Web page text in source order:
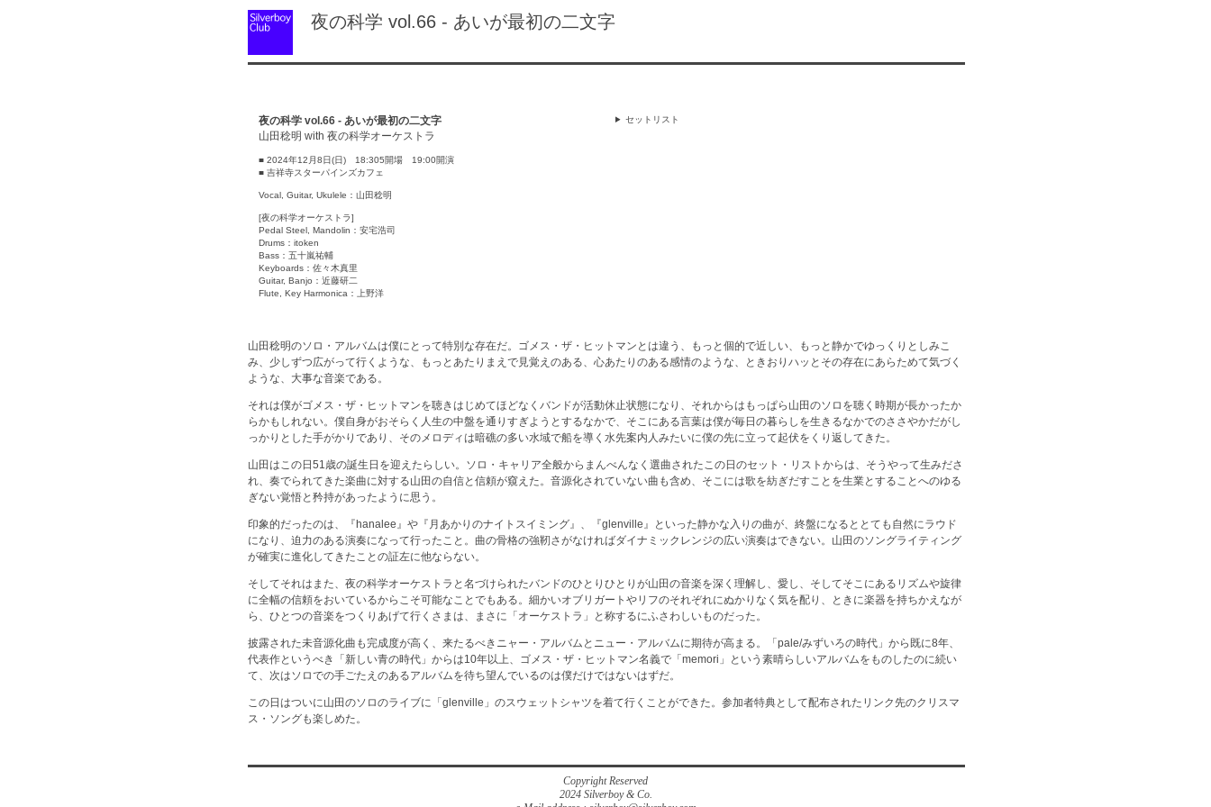
夜の科学 vol.66 - あいが最初の二文字
夜の科学 vol.66 - あいが最初の二文字
山田稔明 with 夜の科学オーケストラ
■ 2024年12月8日(日) 18:305開場 19:00開演
■ 吉祥寺スターパインズカフェ
Vocal, Guitar, Ukulele：山田稔明
[夜の科学オーケストラ]
Pedal Steel, Mandolin：安宅浩司
Drums：itoken
Bass：五十嵐祐輔
Keyboards：佐々木真里
Guitar, Banjo：近藤研二
Flute, Key Harmonica：上野洋
セットリスト
山田稔明のソロ・アルバムは僕にとって特別な存在だ。ゴメス・ザ・ヒットマンとは違う、もっと個的で近しい、もっと静かでゆっくりとしみこ
み、少しずつ広がって行くような、もっとあたりまえで見覚えのある、心あたりのある感情のような、ときおりハッとその存在にあらためて気づく
ような、大事な音楽である。
それは僕がゴメス・ザ・ヒットマンを聴きはじめてほどなくバンドが活動休止状態になり、それからはもっぱら山田のソロを聴く時期が長かったか
らかもしれない。僕自身がおそらく人生の中盤を通りすぎようとするなかで、そこにある言葉は僕が毎日の暮らしを生きるなかでのささやかだがし
っかりとした手がかりであり、そのメロディは暗礁の多い水域で船を導く水先案内人みたいに僕の先に立って起伏をくり返してきた。
山田はこの日51歳の誕生日を迎えたらしい。ソロ・キャリア全般からまんべんなく選曲されたこの日のセット・リストからは、そうやって生みださ
れ、奏でられてきた楽曲に対する山田の自信と信頼が窺えた。音源化されていない曲も含め、そこには歌を紡ぎだすことを生業とすることへのゆる
ぎない覚悟と矜持があったように思う。
印象的だったのは、『hanalee』や『月あかりのナイトスイミング』、『glenville』といった静かな入りの曲が、終盤になるととても自然にラウド
になり、迫力のある演奏になって行ったこと。曲の骨格の強靭さがなければダイナミックレンジの広い演奏はできない。山田のソングライティング
が確実に進化してきたことの証左に他ならない。
そしてそれはまた、夜の科学オーケストラと名づけられたバンドのひとりひとりが山田の音楽を深く理解し、愛し、そしてそこにあるリズムや旋律
に全幅の信頼をおいているからこそ可能なことでもある。細かいオブリガートやリフのそれぞれにぬかりなく気を配り、ときに楽器を持ちかえなが
ら、ひとつの音楽をつくりあげて行くさまは、まさに「オーケストラ」と称するにふさわしいものだった。
披露された未音源化曲も完成度が高く、来たるべきニャー・アルバムとニュー・アルバムに期待が高まる。「pale/みずいろの時代」から既に8年、
代表作というべき「新しい青の時代」からは10年以上、ゴメス・ザ・ヒットマン名義で「memori」という素晴らしいアルバムをものしたのに続い
て、次はソロでの手ごたえのあるアルバムを待ち望んでいるのは僕だけではないはずだ。
この日はついに山田のソロのライブに「glenville」のスウェットシャツを着て行くことができた。参加者特典として配布されたリンク先のクリスマ
ス・ソングも楽しめた。
Copyright Reserved
2024 Silverboy & Co.